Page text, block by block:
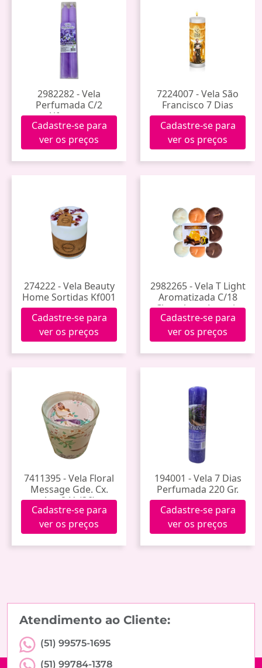
2982282 - Vela
Perfumada C/2
Alfazema.
Cadastre-se para
ver os preços
7224007 - Vela São
Francisco 7 Dias
Cadastre-se para
ver os preços
274222 - Vela Beauty
Home Sortidas Kf001
Cadastre-se para
ver os preços
2982265 - Vela T Light
Aromatizada C/18
Chocolate - Laranja
Cadastre-se para
ver os preços
7411395 - Vela Floral
Message Gde. Cx.
Axw241 (36)
Cadastre-se para
ver os preços
194001 - Vela 7 Dias
Perfumada 220 Gr.
Cadastre-se para
ver os preços
Atendimento ao Cliente:
(51) 99575-1695
(51) 99784-1378